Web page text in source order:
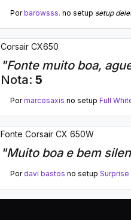
Porbarowsss. no setup setup
Corsair CX650
"Fonte muito boa,
Nota:5
Pormarcosaxis no setupFull
Fonte Corsair CX 650W
"Muito boa e bem
Por davi bastos no setupSurprise